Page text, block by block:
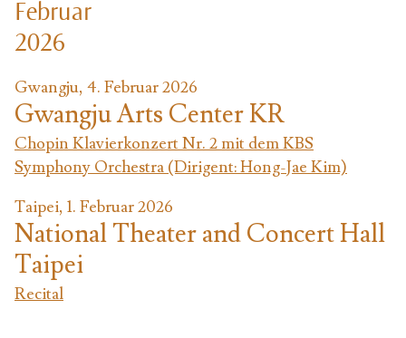
Februar
2026
Gwangju, 4. Februar 2026
Gwangju Arts Center KR
Chopin Klavierkonzert Nr. 2 mit dem KBS
Symphony Orchestra (Dirigent: Hong-Jae Kim)
Taipei, 1. Februar 2026
National Theater and Concert Hall
Taipei
Recital